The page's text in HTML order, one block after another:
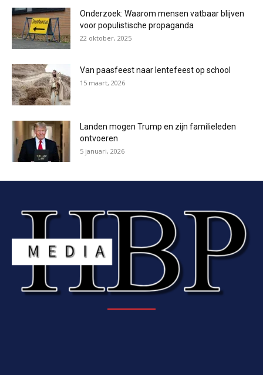
Onderzoek: Waarom mensen vatbaar blijven
voor populistische propaganda
22 oktober, 2025
Van paasfeest naar lentefeest op school
15 maart, 2026
Landen mogen Trump en zijn familieleden
ontvoeren
5 januari, 2026